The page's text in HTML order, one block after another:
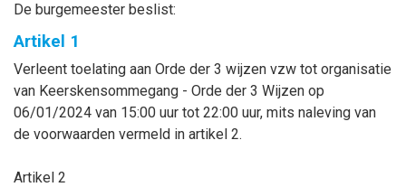
De burgemeester beslist:
Artikel 1
Verleent toelating aan Orde der 3 wijzen vzw tot organisatie
van Keerskensommegang - Orde der 3 Wijzen op
06/01/2024 van 15:00 uur tot 22:00 uur, mits naleving van
de voorwaarden vermeld in artikel 2.
Artikel 2